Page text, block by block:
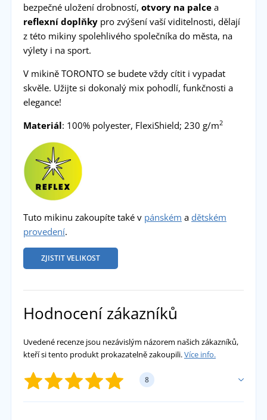
bezpečné uložení drobností, otvory na palcea
reflexní doplňkypro zvýšení vaší viditelnosti, dělají
z této mikiny spolehlivého společníka do města, na
výlety i na sport.
V mikině TORONTO se budete vždy cítit i vypadat
skvěle. Užijte si dokonalý mix pohodlí, funkčnosti a
elegance!
Materiál: 100% polyester, FlexiShield; 230 g/m2
Tuto mikinu zakoupíte také v pánském a dětském
provedení.
ZJISTIT VELIKOST
Hodnocení zákazníků
Uvedené recenze jsou nezávislým názorem našich zákazníků,
kteří si tento produkt prokazatelně zakoupili.Více info.
8